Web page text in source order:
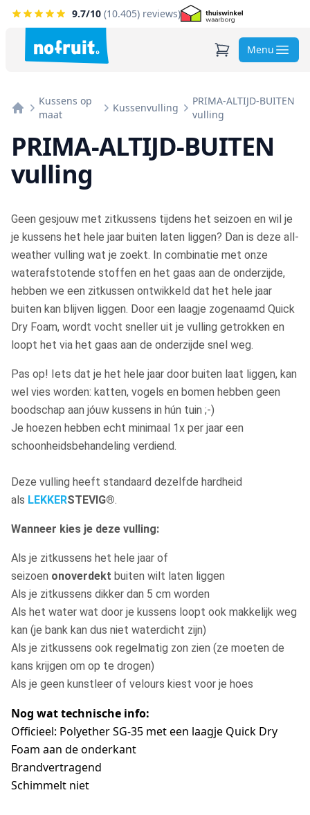
9.7/10 (10.405) reviews)
Menu
Home
Kussens op
maat
Kussenvulling
PRIMA-ALTIJD-BUITEN
vulling
PRIMA-ALTIJD-BUITEN
vulling
Geen gesjouw met zitkussens tijdens het seizoen en wil je
je kussens het hele jaar buiten laten liggen? Dan is deze all-
weather vulling wat je zoekt. In combinatie met onze
waterafstotende stoffen en het gaas aan de onderzijde,
hebben we een zitkussen ontwikkeld dat het hele jaar
buiten kan blijven liggen. Door een laagje zogenaamd Quick
Dry Foam, wordt vocht sneller uit je vulling getrokken en
loopt het via het gaas aan de onderzijde snel weg.
Pas op! Iets dat je het hele jaar door buiten laat liggen, kan
wel vies worden: katten, vogels en bomen hebben geen
boodschap aan jóuw kussens in hún tuin ;-)
Je hoezen hebben echt minimaal 1x per jaar een
schoonheidsbehandeling verdiend.
Deze vulling heeft standaard dezelfde hardheid
als LEKKERSTEVIG®.
Wanneer kies je deze vulling:
Als je zitkussens het hele jaar of
seizoen onoverdekt buiten wilt laten liggen
Als je zitkussens dikker dan 5 cm worden
Als het water wat door je kussens loopt ook makkelijk weg
kan (je bank kan dus niet waterdicht zijn)
Als je zitkussens ook regelmatig zon zien (ze moeten de
kans krijgen om op te drogen)
Als je geen kunstleer of velours kiest voor je hoes
Nog wat technische info:
Officieel: Polyether SG-35 met een laagje Quick Dry
Foam aan de onderkant
Brandvertragend
Schimmelt niet